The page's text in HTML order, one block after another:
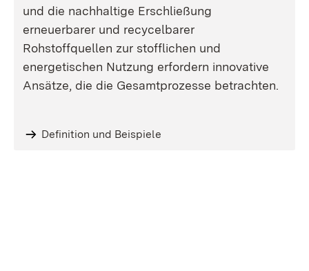
und die nachhaltige Erschließung
erneuerbarer und recycelbarer
Rohstoffquellen zur stofflichen und
energetischen Nutzung erfordern innovative
Ansätze, die die Gesamtprozesse betrachten.
Definition und Beispiele